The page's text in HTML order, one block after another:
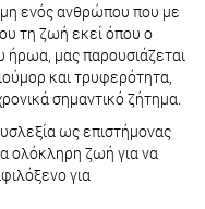
ενός ανθρώπου που με
τη ζωή εκεί όπου ο
ήρωα, μας παρουσιάζεται
και τρυφερότητα,
σημαντικό ζήτημα.
ως επιστήμονας
ολόκληρη ζωή για να
για